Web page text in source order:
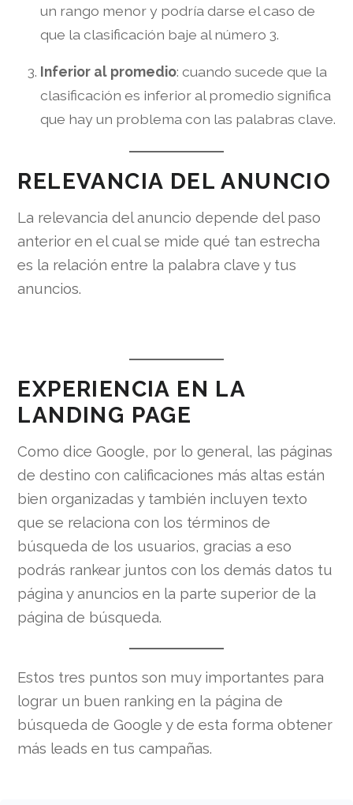
un rango menor y podría darse el caso de
que la clasificación baje al número 3.
Inferior al promedio: cuando sucede que la
clasificación es inferior al promedio significa
que hay un problema con las palabras clave.
RELEVANCIA DEL ANUNCIO
La relevancia del anuncio depende del paso
anterior en el cual se mide qué tan estrecha
es la relación entre la palabra clave y tus
anuncios.
EXPERIENCIA EN LA
LANDING PAGE
Como dice Google, por lo general, las páginas
de destino con calificaciones más altas están
bien organizadas y también incluyen texto
que se relaciona con los términos de
búsqueda de los usuarios, gracias a eso
podrás rankear juntos con los demás datos tu
página y anuncios en la parte superior de la
página de búsqueda.
Estos tres puntos son muy importantes para
lograr un buen ranking en la página de
búsqueda de Google y de esta forma obtener
más leads en tus campañas.